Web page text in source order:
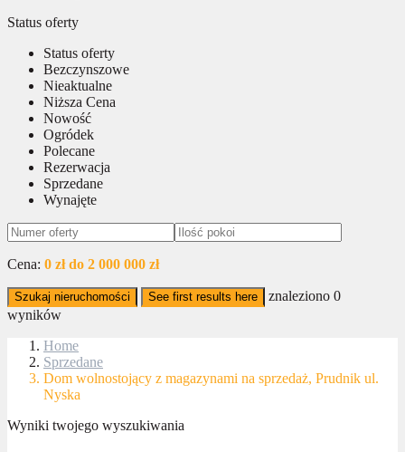
Status oferty
Status oferty
Bezczynszowe
Nieaktualne
Niższa Cena
Nowość
Ogródek
Polecane
Rezerwacja
Sprzedane
Wynajęte
Cena: 0 zł do 2 000 000 zł
Szukaj nieruchomości See first results here znaleziono 0
wyników
Home
Sprzedane
Dom wolnostojący z magazynami na sprzedaż, Prudnik ul.
Nyska
Wyniki twojego wyszukiwania